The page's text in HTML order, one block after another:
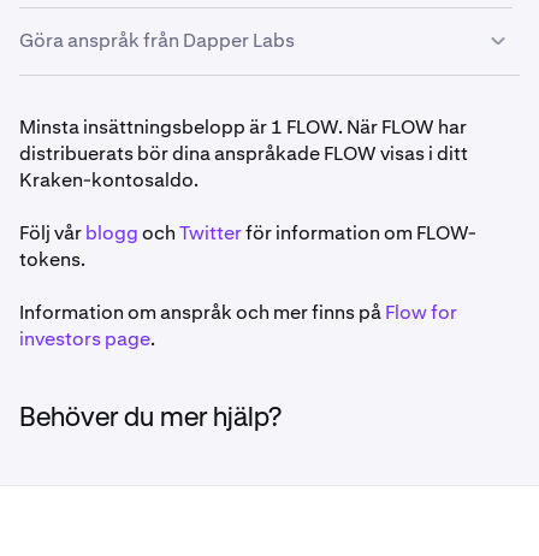
1
För att göra anspråk från CoinList, logga in på ditt
CoinList-konto och fyll idetta formulärmed din
2
CoinList kommer att skicka dig ett e-
postmeddelande,du måste klicka för att bekräfta.
för att vara i tid för den första staking-perioden.
Göra anspråk från Dapper Labs
Om du är en supporter som gör anspråk direkt från
Dapper Labs, finnsden processen här . I formuläret
använder du den adress du har genererat på Kraken.
Minsta insättningsbelopp är 1 FLOW. När FLOW har
distribuerats bör dina anspråkade FLOW visas i ditt
Kraken-kontosaldo.
Följ vårbloggochTwitterför information om FLOW-
tokens.
Information om anspråk och mer finns påFlow for
investors page.
Behöver du mer hjälp?